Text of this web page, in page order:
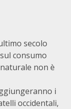
secolo
consumo
non è
i
occidentali,